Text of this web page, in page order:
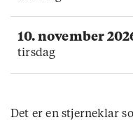
10. november
tirsdag
Det er en stjerneklar